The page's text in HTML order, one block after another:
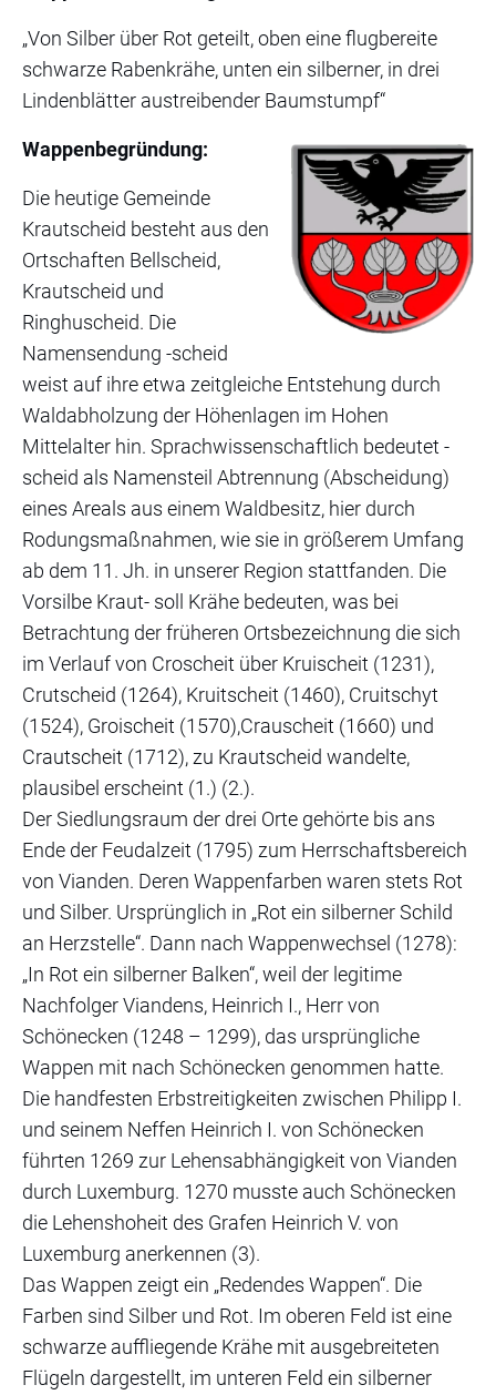
„Von Silber über Rot geteilt, oben eine flugbereite
schwarze Rabenkrähe, unten ein silberner, in drei
Lindenblätter austreibender Baumstumpf“
Wappenbegründung:
Die heutige Gemeinde
Krautscheid besteht aus den
Ortschaften Bellscheid,
Krautscheid und
Ringhuscheid. Die
Namensendung -scheid
weist auf ihre etwa zeitgleiche Entstehung durch
Waldabholzung der Höhenlagen im Hohen
Mittelalter hin. Sprachwissenschaftlich bedeutet -
scheid als Namensteil Abtrennung (Abscheidung)
eines Areals aus einem Waldbesitz, hier durch
Rodungsmaßnahmen, wie sie in größerem Umfang
ab dem 11. Jh. in unserer Region stattfanden. Die
Vorsilbe Kraut- soll Krähe bedeuten, was bei
Betrachtung der früheren Ortsbezeichnung die sich
im Verlauf von Croscheit über Kruischeit (1231),
Crutscheid (1264), Kruitscheit (1460), Cruitschyt
(1524), Groischeit (1570),Crauscheit (1660) und
Crautscheit (1712), zu Krautscheid wandelte,
plausibel erscheint (1.) (2.).
Der Siedlungsraum der drei Orte gehörte bis ans
Ende der Feudalzeit (1795) zum Herrschaftsbereich
von Vianden. Deren Wappenfarben waren stets Rot
und Silber. Ursprünglich in „Rot ein silberner Schild
an Herzstelle“. Dann nach Wappenwechsel (1278):
„In Rot ein silberner Balken“, weil der legitime
Nachfolger Viandens, Heinrich I., Herr von
Schönecken (1248 – 1299), das ursprüngliche
Wappen mit nach Schönecken genommen hatte.
Die handfesten Erbstreitigkeiten zwischen Philipp I.
und seinem Neffen Heinrich I. von Schönecken
führten 1269 zur Lehensabhängigkeit von Vianden
durch Luxemburg. 1270 musste auch Schönecken
die Lehenshoheit des Grafen Heinrich V. von
Luxemburg anerkennen (3).
Das Wappen zeigt ein „Redendes Wappen“. Die
Farben sind Silber und Rot. Im oberen Feld ist eine
schwarze auffliegende Krähe mit ausgebreiteten
Flügeln dargestellt, im unteren Feld ein silberner